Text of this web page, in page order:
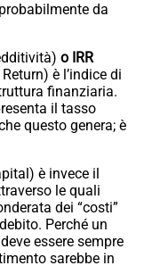
da
o IRR
è l’indice di
finanziaria.
il tasso
questo genera; è
è invece il
le quali
dei “costi”
Perché un
essere sempre
sarebbe in